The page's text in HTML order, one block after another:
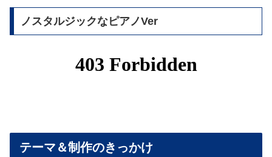
ノスタルジックなピアノVer
テーマ＆制作のきっかけ